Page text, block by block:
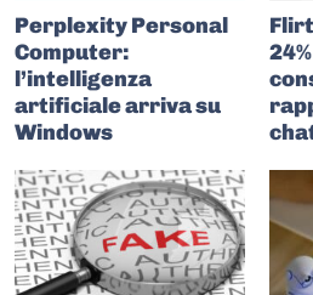
Perplexity Personal
Computer:
l’intelligenza
artificiale arriva su
Windows